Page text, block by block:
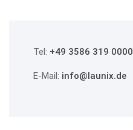
Tel: +49 3586 319 0000
E-Mail: info@launix.de